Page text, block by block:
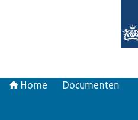
Home Documenten